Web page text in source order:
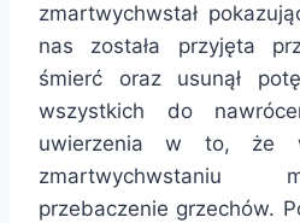
zmartwychwstał
nas została przyjęta
śmierć oraz usunął
wszystkich do
uwierzenia w to, że
zmartwychwstaniu
przebaczenie grzechów.